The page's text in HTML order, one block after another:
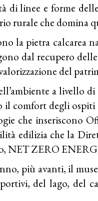
di linee e forme
rurale che domina
la pietra calcarea
dal recupero
del
a livello
il comfort degli
che inseriscono
edilizia che la
NET ZERO
più avanti, il
del lago, del